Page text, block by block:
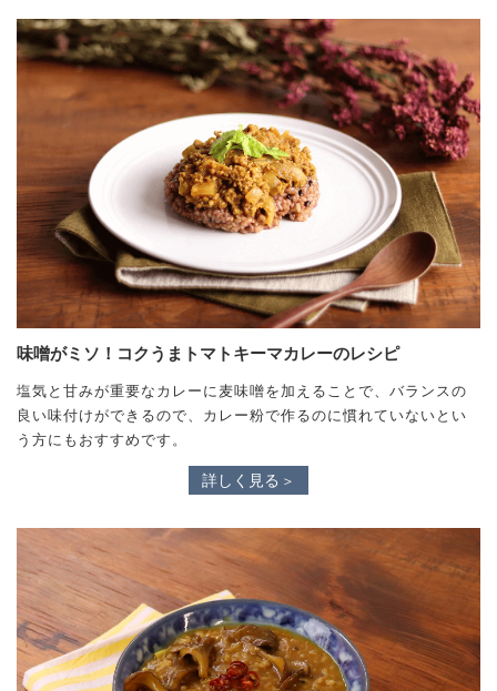
味噌がミソ！コクうまトマトキーマカレーのレシピ
塩気と甘みが重要なカレーに麦味噌を加えることで、バランスの
良い味付けができるので、カレー粉で作るのに慣れていないとい
う方にもおすすめです。
詳しく見る